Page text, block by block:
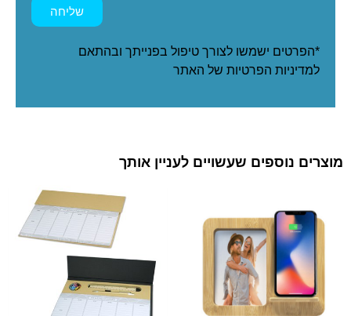
שליחה
*הפרטים ישמשו לצורך טיפול בפנייתך ובהתאם
למדיניות הפרטיות של האתר
מוצרים נוספים שעשויים לעניין אותך